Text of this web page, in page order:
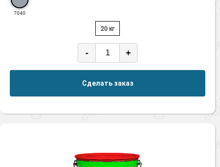
7040
20 кг
- +
Сделать заказ